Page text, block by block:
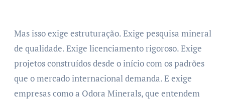
Mas isso exige estruturação. Exige pesquisa mineral
de qualidade. Exige licenciamento rigoroso. Exige
projetos construídos desde o início com os padrões
que o mercado internacional demanda. E exige
empresas como a Odora Minerals, que entendem